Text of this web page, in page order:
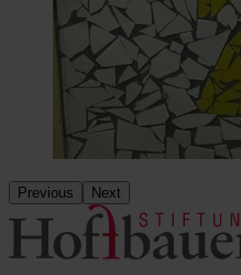
Previous Next